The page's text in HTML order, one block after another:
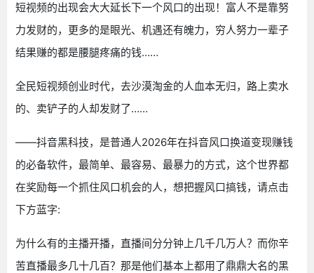
短视频的出现会大大延长下一个风口的出现！富人不是靠努
力发财的，更多的是眼光、机遇还有魄力，穷人努力一辈子
结果赚的都是腰腿疼痛的钱……
全民短视频创业时代，去沙漠淘金的人血本无归，路上卖水
的、卖铲子的人却发财了……
——抖音黑科技，是普通人2026年在抖音风口换道变现赚钱
的必备软件，最简单、最容易、最暴力的方式，这个世界都
在奖励每一个抓住风口机会的人，想把握风口搞钱，请点击
下方蓝字:
为什么有的主播开播，直播间分分钟上几千几万人？而你辛
苦直播最多几十几百？那是他们基本上都用了鼎鼎大名的黑